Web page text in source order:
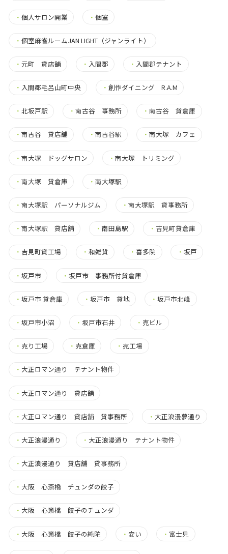
・ 個人サロン開業 ・個室
・ 個室麻雀ルームJAN LIGHT（ジャンライト）
・ 元町 貸店舗 ・ 入間郡 ・ 入間郡テナント
・ 入間郡毛呂山町中央 ・創作ダイニング R.A.M
・ 北坂戸駅 ・南古谷 事務所 ・南古谷 貸倉庫
・ 南古谷 貸店舗 ・南古谷駅 ・南大塚 カフェ
・ 南大塚 ドッグサロン ・南大塚 トリミング
・ 南大塚 貸倉庫 ・南大塚駅
・ 南大塚駅 パーソナルジム ・南大塚駅 貸事務所
・ 南大塚駅 貸店舗 ・南田島駅 ・ 吉見町貸倉庫
・ 吉見町貸工場 ・和雑貨 ・喜多院 ・ 坂戸
・ 坂戸市 ・坂戸市 事務所付貸倉庫
・ 坂戸市 貸倉庫 ・坂戸市 貸地 ・坂戸市北峰
・ 坂戸市小沼 ・坂戸市石井 ・ 売ビル
・ 売り工場 ・ 売倉庫 ・ 売工場
・ 大正ロマン通り テナント物件
・ 大正ロマン通り 貸店舗
・ 大正ロマン通り 貸店舗 貸事務所 ・ 大正浪漫夢通り
・ 大正浪漫通り ・ 大正浪漫通り テナント物件
・ 大正浪漫通り 貸店舗 貸事務所
・ 大阪 心斎橋 チュンダの餃子
・ 大阪 心斎橋 餃子のチュンダ
・ 大阪 心斎橋 餃子の純陀 ・安い ・ 富士見